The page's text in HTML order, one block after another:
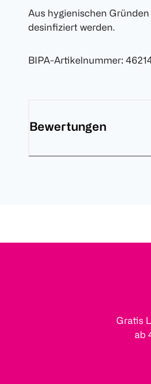
Aus hygienischen
desinfiziert werden.
BIPA-Artikelnummer:
Bewertungen
Gratis
ab